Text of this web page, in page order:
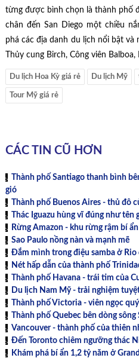
từng được bình chọn là thành phố
chân đến San Diego một chiều
phá các địa danh du lịch nổi bật
Thủy cung Birch, Công viên
Du lịch Hoa Kỳ giá rẻ Du lịch Mỹ
Tour Mỹ giá rẻ
CÁC TIN CŨ HƠN
Thành phố Santiago thanh bình
gió
Thành phố Buenos Aires - thủ đô
Thác Iguazu hùng vĩ đúng như tên
Rừng Amazon - khu rừng rậm bí
Sao Paulo nồng nàn và mạnh mẽ
Đắm mình trong điệu samba ở Rio
Nét hấp dẫn của thành phố
Thành phố Havana - trái tim của
Du lịch Nam Mỹ - trải nghiệm
Thành phố Victoria - viên ngọc
Thành phố Quebec bên dòng
Vancouver - thành phố của thiên
Đến Toronto chiêm ngưỡng thác
Khám phá bí ẩn 1,2 tỷ năm ở